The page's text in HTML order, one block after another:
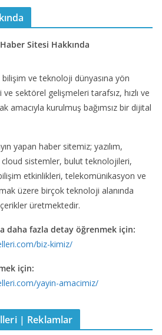
Sitesi Hakkında
bilişim ve teknoloji dünyasına yön
sektörel gelişmeleri tarafsız, hızlı ve
amacıyla kurulmuş bağımsız bir dijital
yapan haber sitemiz; yazılım,
cloud sistemler, bulut teknolojileri,
etkinlikleri, telekomünikasyon ve
üzere birçok teknoloji alanında
üretmektedir.
daha fazla detay öğrenmek için:
biz-kimiz/
için:
yayin-amacimiz/
| Reklamlar